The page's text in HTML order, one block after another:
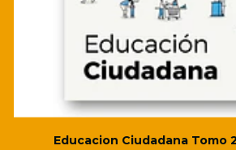
Educacion Ciudadana Tomo